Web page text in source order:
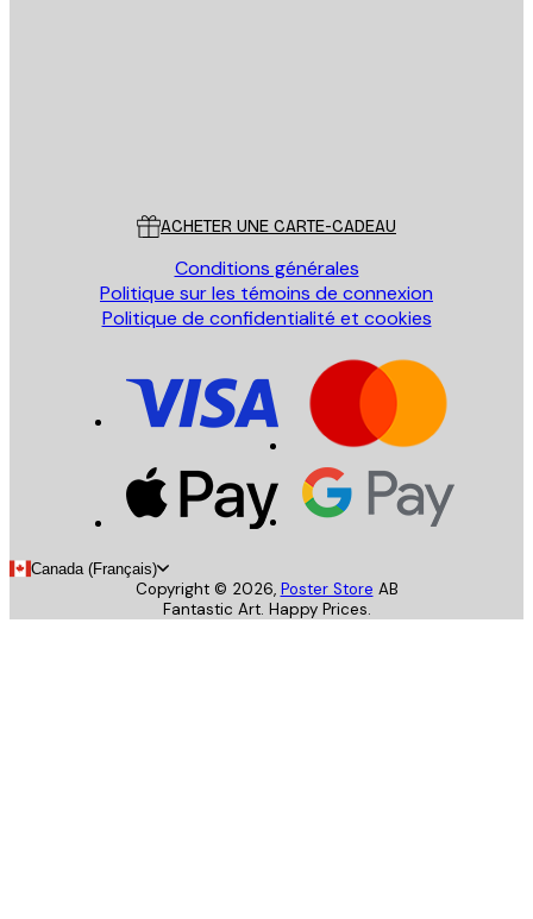
ACHETER UNE CARTE-CADEAU
Conditions générales
Politique sur les témoins de connexion
Politique de confidentialité et cookies
Canada (Français)
Copyright © 2026, Poster Store AB
Fantastic Art. Happy Prices.